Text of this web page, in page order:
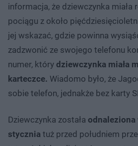
informacja, że dziewczynka miała
pociągu z około
jej wskazać, gdzie powinna
zadzwonić ze swojego telefonu
numer, który dziewczynka miała
karteczce. Wiadomo było, że
sobie telefon, jednakże bez karty
Dziewczynka została odnaleziona
stycznia tuż przed południem